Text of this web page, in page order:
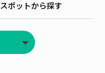
ポットから探す